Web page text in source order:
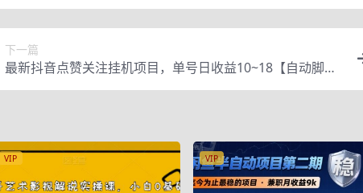
下一篇
最新抖音点赞关注挂机项目，单号日收益10~18【自动脚本
+详细教程】
VIP VIP